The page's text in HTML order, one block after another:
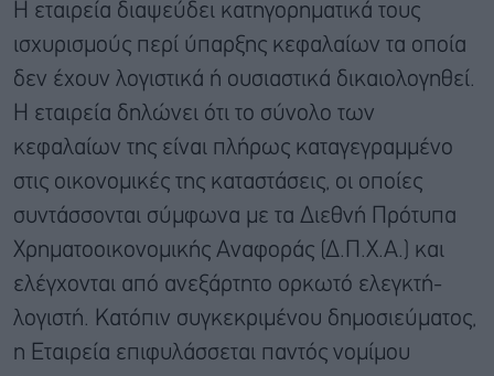
Η εταιρεία διαψεύδει κατηγορηματικά τους
ισχυρισμούς περί ύπαρξης κεφαλαίων τα οποία
δεν έχουν λογιστικά ή ουσιαστικά δικαιολογηθεί.
Η εταιρεία δηλώνει ότι το σύνολο των
κεφαλαίων της είναι πλήρως καταγεγραμμένο
στις οικονομικές της καταστάσεις, οι οποίες
συντάσσονται σύμφωνα με τα Διεθνή Πρότυπα
Χρηματοοικονομικής Αναφοράς (Δ.Π.Χ.Α.) και
ελέγχονται από ανεξάρτητο ορκωτό ελεγκτή-
λογιστή. Κατόπιν συγκεκριμένου δημοσιεύματος,
η Εταιρεία επιφυλάσσεται παντός νομίμου